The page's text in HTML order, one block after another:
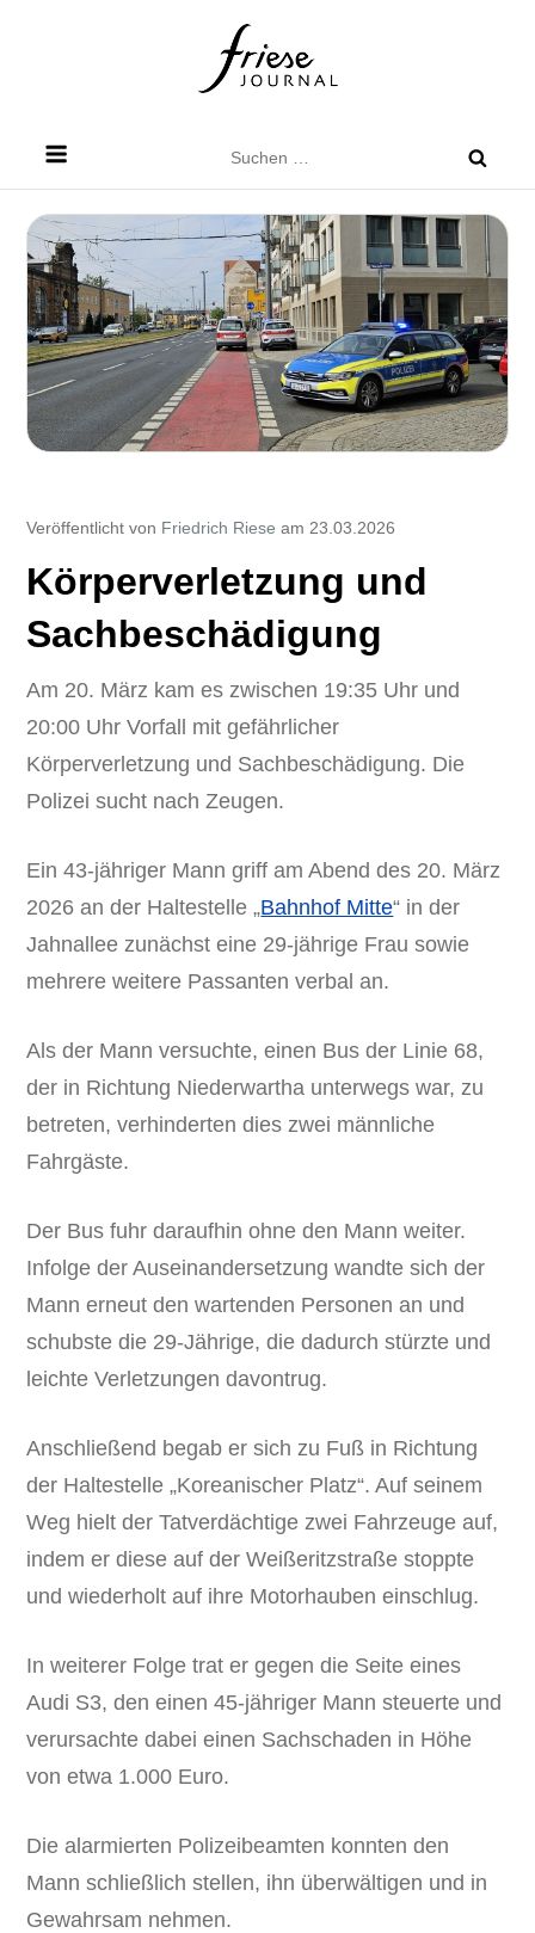
nach:
Veröffentlicht von Friedrich Riese am 23.03.2026
Körperverletzung und
Sachbeschädigung
Am 20. März kam es zwischen 19:35 Uhr und
20:00 Uhr Vorfall mit gefährlicher
Körperverletzung und Sachbeschädigung. Die
Polizei sucht nach Zeugen.
Ein 43-jähriger Mann griff am Abend des 20. März
2026 an der Haltestelle „Bahnhof Mitte“ in der
Jahnallee zunächst eine 29-jährige Frau sowie
mehrere weitere Passanten verbal an.
Als der Mann versuchte, einen Bus der Linie 68,
der in Richtung Niederwartha unterwegs war, zu
betreten, verhinderten dies zwei männliche
Fahrgäste.
Der Bus fuhr daraufhin ohne den Mann weiter.
Infolge der Auseinandersetzung wandte sich der
Mann erneut den wartenden Personen an und
schubste die 29-Jährige, die dadurch stürzte und
leichte Verletzungen davontrug.
Anschließend begab er sich zu Fuß in Richtung
der Haltestelle „Koreanischer Platz“. Auf seinem
Weg hielt der Tatverdächtige zwei Fahrzeuge auf,
indem er diese auf der Weißeritzstraße stoppte
und wiederholt auf ihre Motorhauben einschlug.
In weiterer Folge trat er gegen die Seite eines
Audi S3, den einen 45-jähriger Mann steuerte und
verursachte dabei einen Sachschaden in Höhe
von etwa 1.000 Euro.
Die alarmierten Polizeibeamten konnten den
Mann schließlich stellen, ihn überwältigen und in
Gewahrsam nehmen.